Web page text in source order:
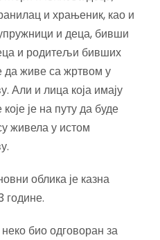
и храњеник, као и
и деца, бивши
и родитељи бивших
да живе са жртвом у
Али и лица која имају
је на путу да буде
живела у истом
облика је казна
године.
био одговоран за